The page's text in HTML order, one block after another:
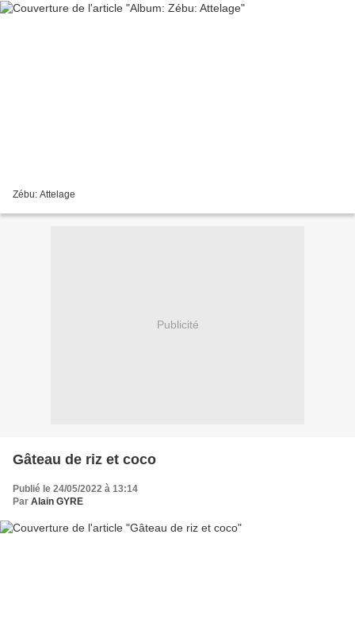
Zébu: Attelage
Publicité
Gâteau de riz et coco
Publié le 24/05/2022 à 13:14
Par Alain GYRE